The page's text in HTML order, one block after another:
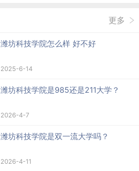
更多
潍坊科技学院怎么样 好不好
2025-6-14
潍坊科技学院是985还是211大学？
2026-4-7
潍坊科技学院是双一流大学吗？
2026-4-11